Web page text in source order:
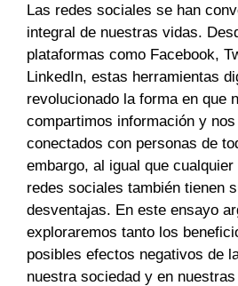
Las redes sociales se han
integral de nuestras vidas.
plataformas como Facebook,
LinkedIn, estas herramientas
revolucionado la forma en que
compartimos información y
conectados con personas de
embargo, al igual que
redes sociales también tienen
desventajas. En este ensayo
exploraremos tanto los
posibles efectos negativos de
nuestra sociedad y en